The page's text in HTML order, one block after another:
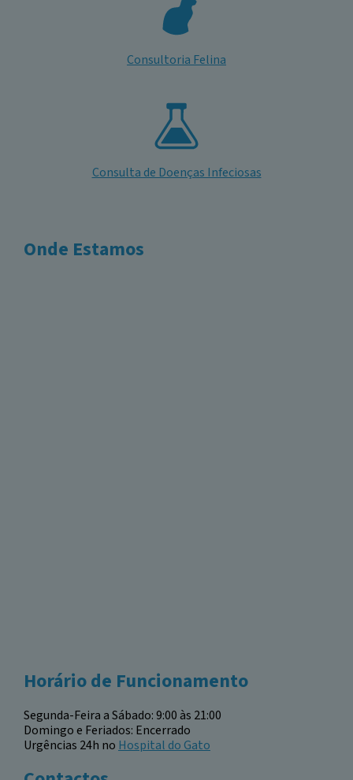
Consultoria Felina
Consulta de Doenças Infeciosas
Onde Estamos
Horário de Funcionamento
Segunda-Feira a Sábado: 9:00 às 21:00
Domingo e Feriados: Encerrado
Urgências 24h no Hospital do Gato